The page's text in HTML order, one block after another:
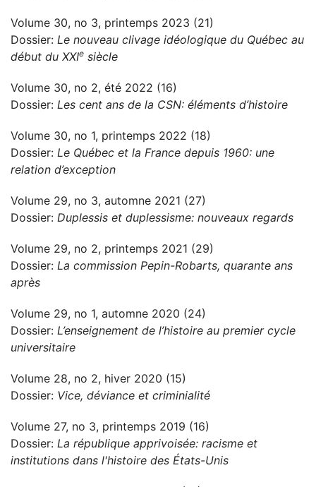
Volume 30, no 3, printemps 2023 (21)
Dossier: Le nouveau clivage idéologique du Québec au
début du XXIe siècle
Volume 30, no 2, été 2022 (16)
Dossier: Les cent ans de la CSN: éléments d’histoire
Volume 30, no 1, printemps 2022 (18)
Dossier: Le Québec et la France depuis 1960: une
relation d’exception
Volume 29, no 3, automne 2021 (27)
Dossier: Duplessis et duplessisme: nouveaux regards
Volume 29, no 2, printemps 2021 (29)
Dossier: La commission Pepin-Robarts, quarante ans
après
Volume 29, no 1, automne 2020 (24)
Dossier: L’enseignement de l’histoire au premier cycle
universitaire
Volume 28, no 2, hiver 2020 (15)
Dossier: Vice, déviance et criminialité
Volume 27, no 3, printemps 2019 (16)
Dossier: La république apprivoisée: racisme et
institutions dans l'histoire des États-Unis